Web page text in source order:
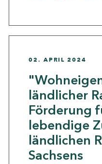
02. APRIL 2024
ländlicher
Förderung
lebendige
ländlichen
Sachsens